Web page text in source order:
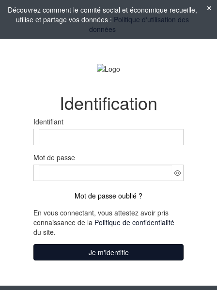
Découvrez comment le comité social et économique recueille,
utilise et partage vos données : Politique d'utilisation des
données
Identification
Identifiant
Mot de passe
Mot de passe oublié ?
En vous connectant, vous attestez avoir pris
connaissance de la Politique de confidentialité
du site.
Je m'identifie